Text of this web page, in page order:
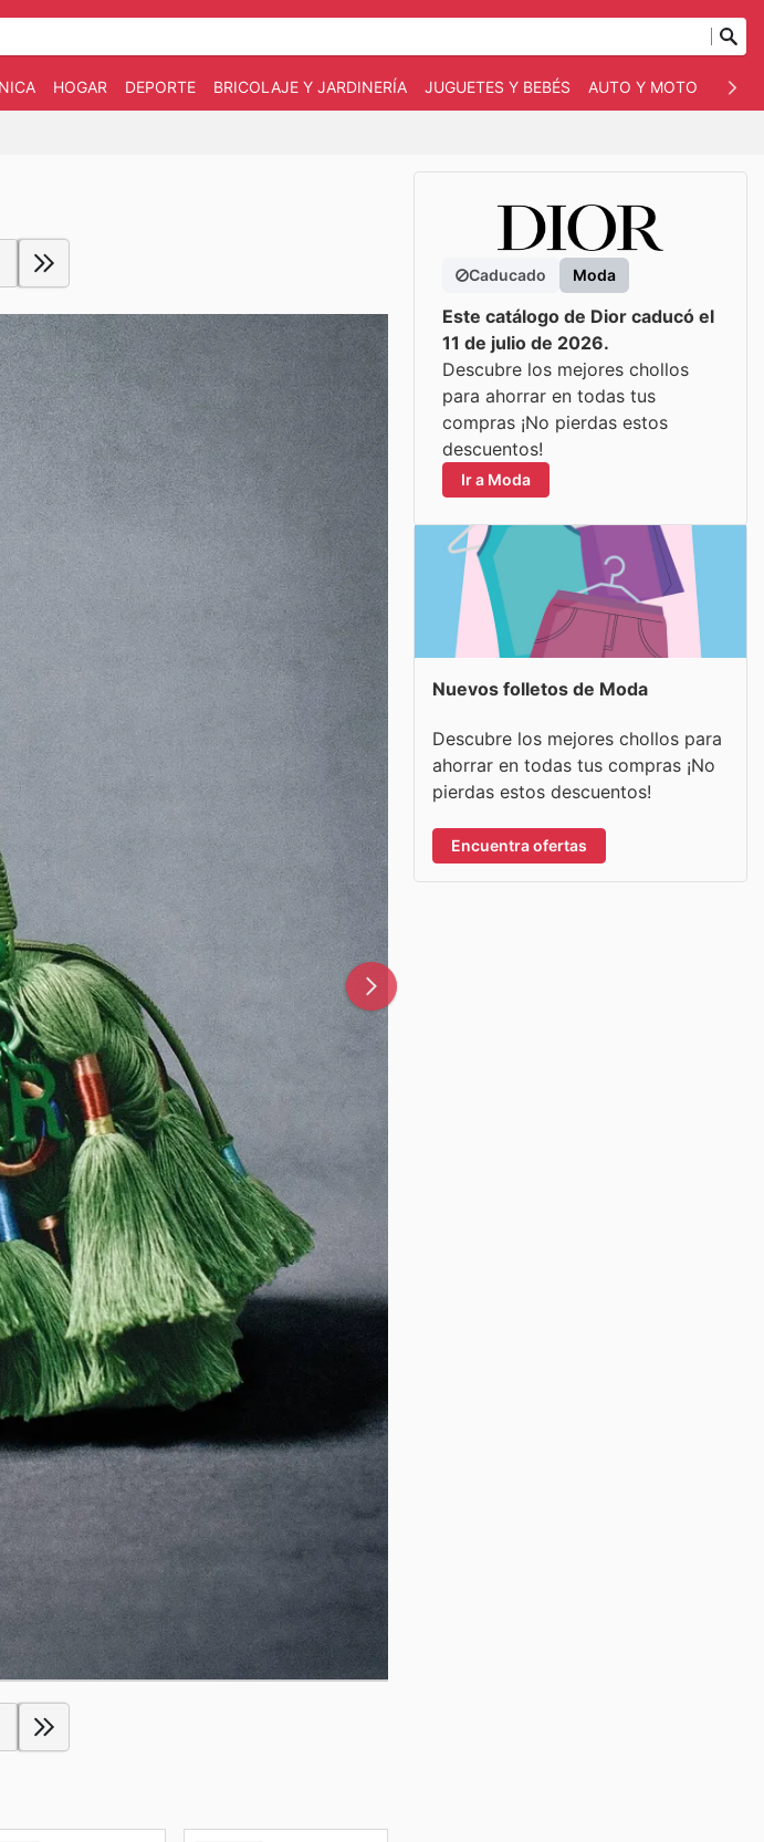
HOGAR DEPORTE BRICOLAJE Y JARDINERÍA JUGUETES Y BEBÉS AUTO Y MOTO
Caducado Moda
Este catálogo de Dior caducó el
11 de julio de 2026.
Descubre los mejores chollos
para ahorrar en todas tus
compras ¡No pierdas estos
descuentos!
Ir a Moda
Nuevos folletos de Moda
Descubre los mejores chollos para
ahorrar en todas tus compras ¡No
pierdas estos descuentos!
Encuentra ofertas